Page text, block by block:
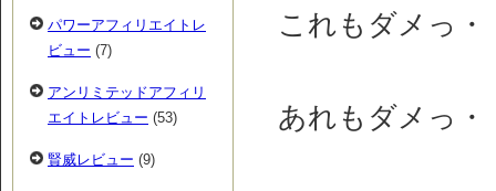
これもダメっ・
あれもダメっ・
パワーアフィリエイトレ
ビュー (7)
アンリミテッドアフィリ
エイトレビュー (53)
賢威レビュー (9)